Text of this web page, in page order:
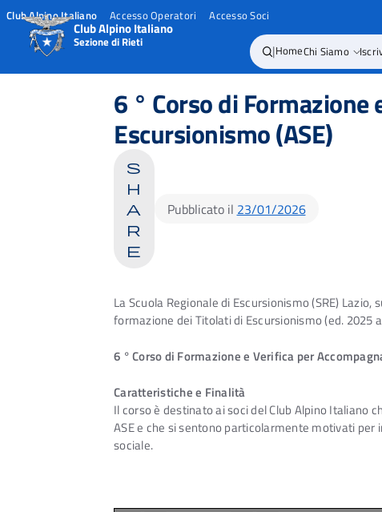
Club Alpino Italiano Accesso Operatori Accesso Soci
Club Alpino Italiano
Sezione di Rieti |HomeChi Siamo
6 ° Corso di
Escursionismo (ASE)
s
h
a
r
e
Pubblicato il 23/01/2026
La Scuola Regionale di Escursionismo (SRE)
formazione dei Titolati di Escursionismo (ed. 2025
6 ° Corso di Formazione e Verifica per
Caratteristiche e Finalità
Il corso è destinato ai soci del Club Alpino Italiano
ASE e che si sentono particolarmente motivati per
sociale.